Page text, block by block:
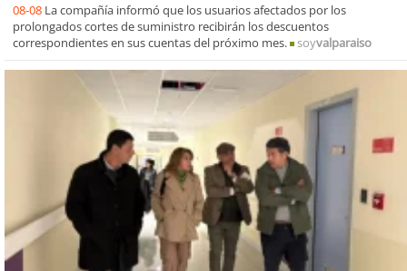
08-08 La compañía informó que los usuarios afectados por los
prolongados cortes de suministro recibirán los descuentos
correspondientes en sus cuentas del próximo mes.
soyvalparaiso